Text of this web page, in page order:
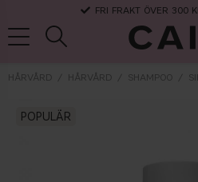
FRI FRAKT ÖVER 300
HÅRVÅRD HÅRVÅRD SHAMPOO
POPULÄR